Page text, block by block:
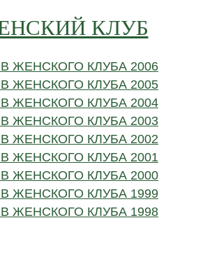
КЛУБ
ЖЕНСКОГО КЛУБА 2006
ЖЕНСКОГО КЛУБА 2005
ЖЕНСКОГО КЛУБА 2004
ЖЕНСКОГО КЛУБА 2003
ЖЕНСКОГО КЛУБА 2002
ЖЕНСКОГО КЛУБА 2001
ЖЕНСКОГО КЛУБА 2000
ЖЕНСКОГО КЛУБА 1999
ЖЕНСКОГО КЛУБА 1998